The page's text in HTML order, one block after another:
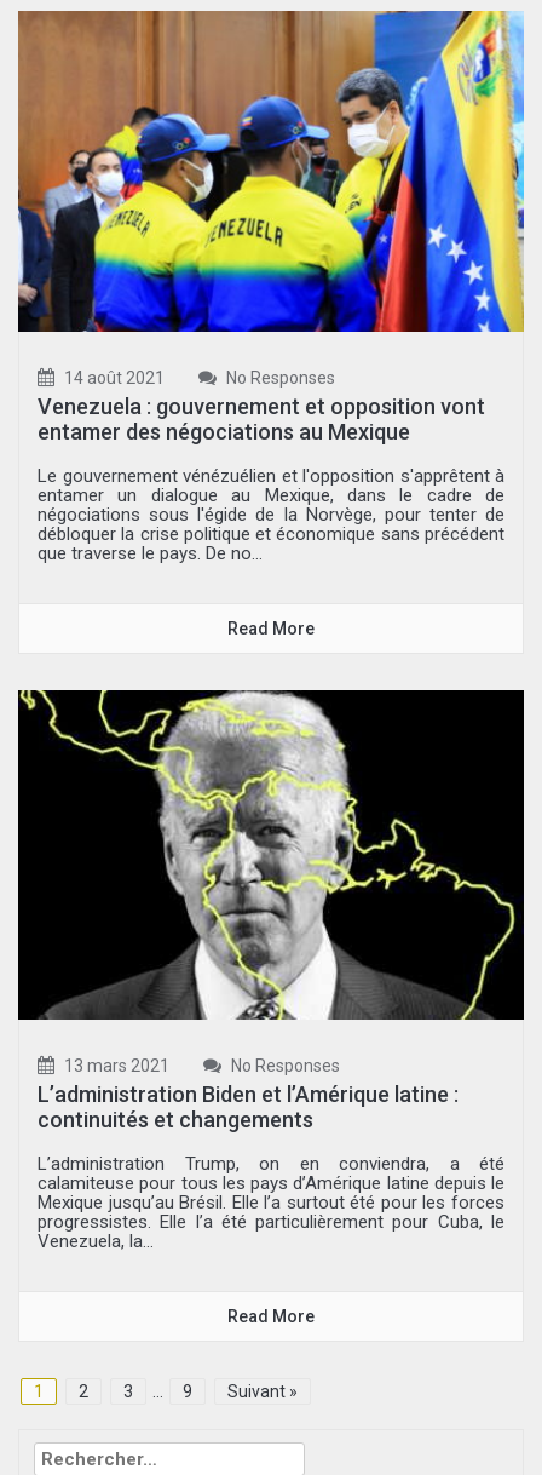
14 août 2021 No Responses
Venezuela : gouvernement et opposition vont
entamer des négociations au Mexique
Le gouvernement vénézuélien et l'opposition s'apprêtent à
entamer un dialogue au Mexique, dans le cadre de
négociations sous l'égide de la Norvège, pour tenter de
débloquer la crise politique et économique sans précédent
que traverse le pays. De no...
Read More
13 mars 2021 No Responses
L’administration Biden et l’Amérique latine :
continuités et changements
L’administration Trump, on en conviendra, a été
calamiteuse pour tous les pays d’Amérique latine depuis le
Mexique jusqu’au Brésil. Elle l’a surtout été pour les forces
progressistes. Elle l’a été particulièrement pour Cuba, le
Venezuela, la...
Read More
1 2 3 9 Suivant »
Rechercher :